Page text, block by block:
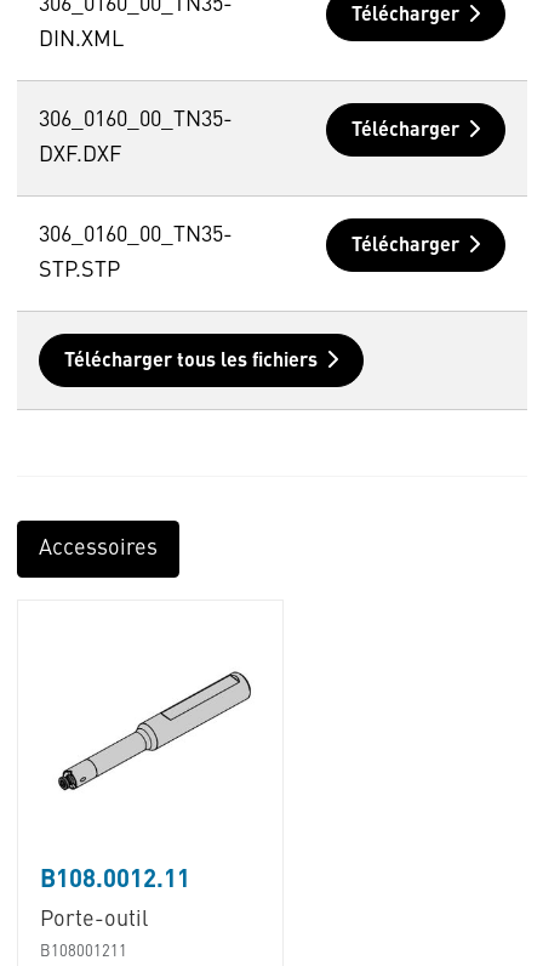
306_0160_00_TN35-
DIN.XML
Télécharger
306_0160_00_TN35-
DXF.DXF
Télécharger
306_0160_00_TN35-
STP.STP
Télécharger
Télécharger tous les fichiers
Accessoires
B108.0012.11
Porte-outil
B108001211